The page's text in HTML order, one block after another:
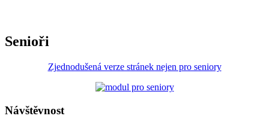
Senioři
Zjednodušená verze stránek nejen pro seniory
Návštěvnost